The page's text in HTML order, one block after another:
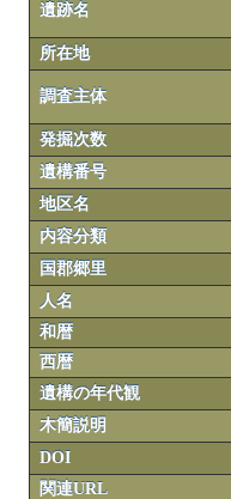
遺跡名
所在地
調査主体
発掘次数
遺構番号
地区名
内容分類
国郡郷里
人名
和暦
西暦
遺構の年代観
木簡説明
DOI
関連URL